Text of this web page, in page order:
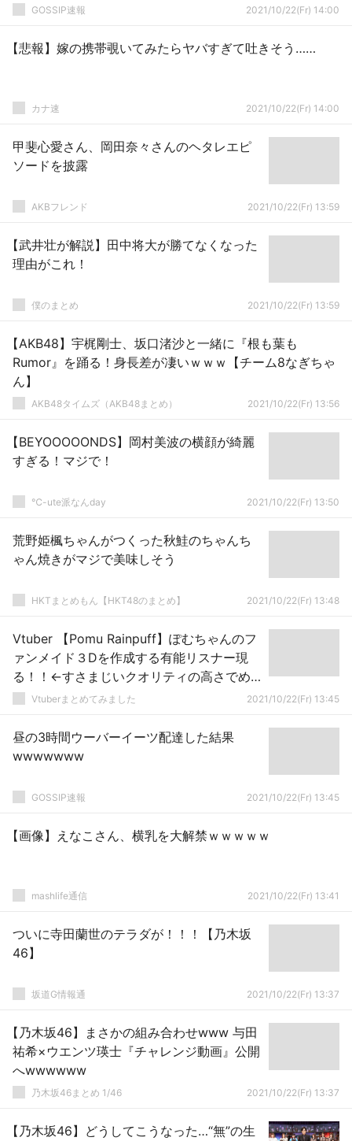
GOSSIP速報 2021/10/22(Fr) 14:00
【悲報】嫁の携帯覗いてみたらヤバすぎて吐きそう……
カナ速 2021/10/22(Fr) 14:00
甲斐心愛さん、岡田奈々さんのヘタレエピ
ソードを披露
AKBフレンド 2021/10/22(Fr) 13:59
【武井壮が解説】田中将大が勝てなくなった
理由がこれ！
僕のまとめ 2021/10/22(Fr) 13:59
【AKB48】宇梶剛士、坂口渚沙と一緒に『根も葉も
Rumor』を踊る！身長差が凄いｗｗｗ【チーム8なぎちゃ
ん】
AKB48タイムズ（AKB48まとめ） 2021/10/22(Fr) 13:56
【BEYOOOOONDS】岡村美波の横顔が綺麗
すぎる！マジで！
℃-ute派なんday 2021/10/22(Fr) 13:50
荒野姫楓ちゃんがつくった秋鮭のちゃんち
ゃん焼きがマジで美味しそう
HKTまとめもん【HKT48のまとめ】 2021/10/22(Fr) 13:48
Vtuber 【Pomu Rainpuff】ぽむちゃんのフ
ァンメイド３Dを作成する有能リスナー現
る！！←すさまじいクオリティの高さでめ
ちゃくちゃにかわいいんだがｗｗｗｗ
Vtuberまとめてみました 2021/10/22(Fr) 13:45
昼の3時間ウーバーイーツ配達した結果
wwwwwww
GOSSIP速報 2021/10/22(Fr) 13:45
【画像】えなこさん、横乳を大解禁ｗｗｗｗｗ
mashlife通信 2021/10/22(Fr) 13:41
ついに寺田蘭世のテラダが！！！【乃木坂
46】
坂道G情報通 2021/10/22(Fr) 13:37
【乃木坂46】まさかの組み合わせwww 与田
祐希×ウエンツ瑛士『チャレンジ動画』公開
へwwwwww
乃木坂46まとめ 1/46 2021/10/22(Fr) 13:37
【乃木坂46】どうしてこうなった…“無”の生